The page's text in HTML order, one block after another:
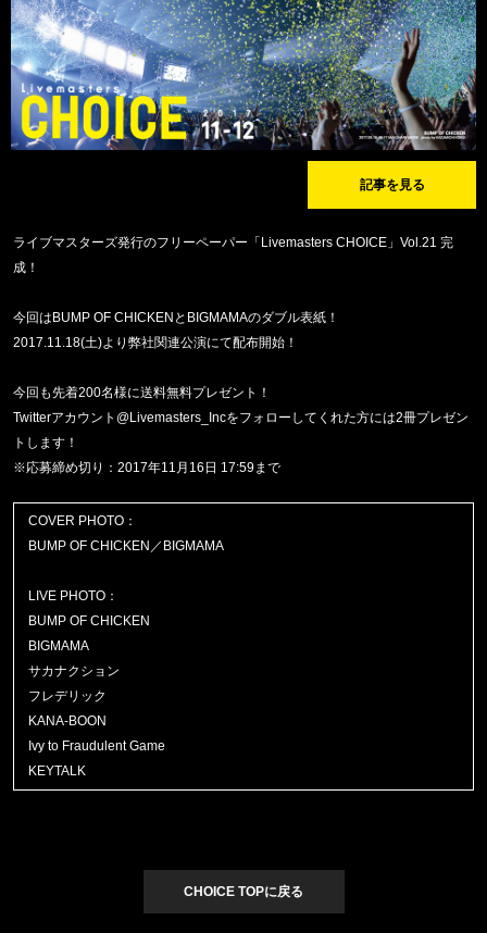
記事を見る
ライブマスターズ発行のフリーペーパー「Livemasters CHOICE」Vol.21 完
成！
今回はBUMP OF CHICKENとBIGMAMAのダブル表紙！
2017.11.18(土)より弊社関連公演にて配布開始！
今回も先着200名様に送料無料プレゼント！
Twitterアカウント@Livemasters_Incをフォローしてくれた方には2冊プレゼン
トします！
※応募締め切り：2017年11月16日 17:59まで
COVER PHOTO：
BUMP OF CHICKEN／BIGMAMA
LIVE PHOTO：
BUMP OF CHICKEN
BIGMAMA
サカナクション
フレデリック
KANA-BOON
Ivy to Fraudulent Game
KEYTALK
CHOICE TOPに戻る